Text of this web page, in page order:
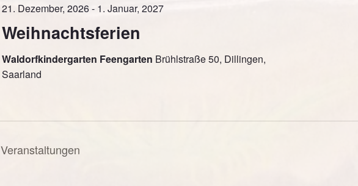
Weihnachtsferien
21. Dezember, 2026- 1. Januar, 2027
Waldorfkindergarten Feengarten Brühlstraße 50, Dillingen,
Saarland
Veranstaltungen